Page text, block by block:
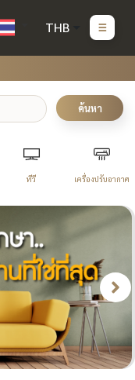
THB
ค้นหา
ทีวี เครื่องปรับอากาศ